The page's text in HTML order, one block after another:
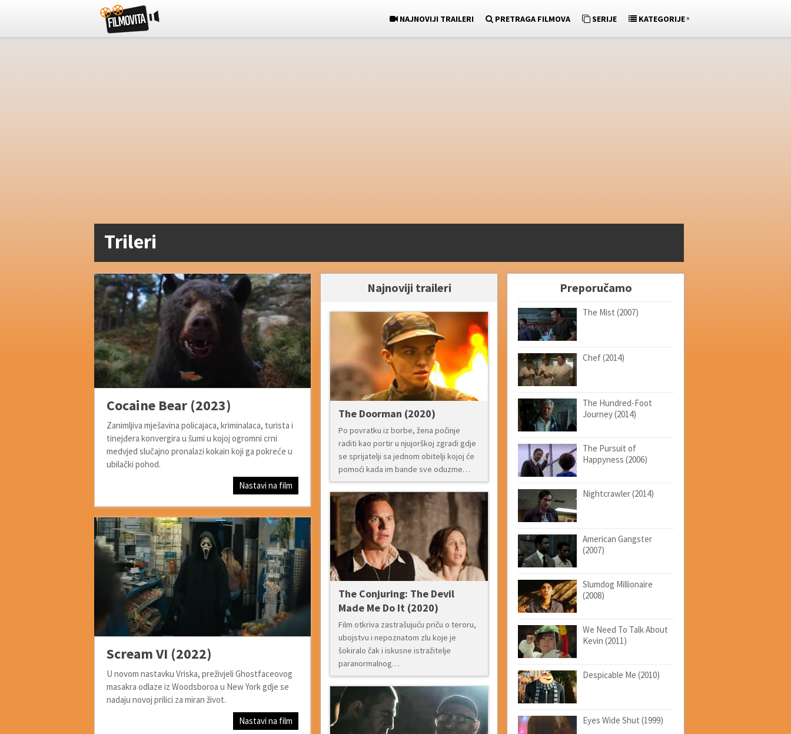
NAJNOVIJI TRAILERI PRETRAGA FILMOVA SERIJE KATEGORIJE»
Trileri
Cocaine Bear (2023)
Zanimljiva mješavina policajaca, kriminalaca, turista i
tinejđera konvergira u šumi u kojoj ogromni crni
medvjed slučajno pronalazi kokain koji ga pokreće u
ubilački pohod.
Nastavi na film
Scream VI (2022)
U novom nastavku Vriska, preživjeli Ghostfaceovog
masakra odlaze iz Woodsboroa u New York gdje se
nadaju novoj prilici za miran život.
Nastavi na film
Najnoviji traileri
The Doorman (2020)
Po povratku iz borbe, žena počinje
raditi kao portir u njujorškoj zgradi gdje
se sprijatelji sa jednom obitelji kojoj će
pomoći kada im bande sve oduzme…
The Conjuring: The Devil
Made Me Do It (2020)
Film otkriva zastrašujuću priču o teroru,
ubojstvu i nepoznatom zlu koje je
šokiralo čak i iskusne istražitelje
paranormalnog…
Preporučamo
The Mist (2007)
Chef (2014)
The Hundred-Foot
Journey (2014)
The Pursuit of
Happyness (2006)
Nightcrawler (2014)
American Gangster
(2007)
Slumdog Millionaire
(2008)
We Need To Talk About
Kevin (2011)
Despicable Me (2010)
Eyes Wide Shut (1999)